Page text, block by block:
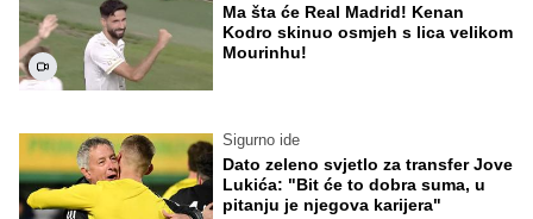
Ma šta će Real Madrid! Kenan
Kodro skinuo osmjeh s lica velikom
Mourinhu!
Sigurno ide
Dato zeleno svjetlo za transfer Jove
Lukića: "Bit će to dobra suma, u
pitanju je njegova karijera"